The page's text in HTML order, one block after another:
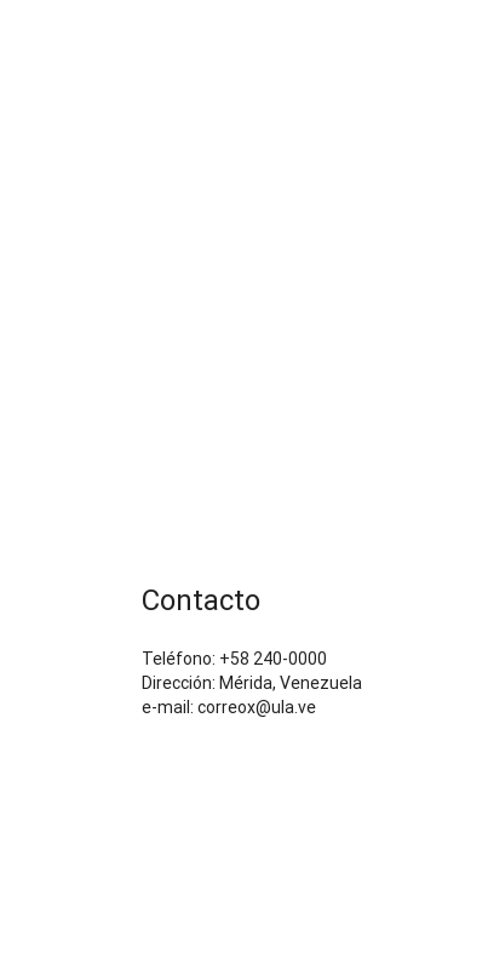
Contacto
Teléfono: +58 240-0000
Dirección: Mérida, Venezuela
e-mail: correox@ula.ve